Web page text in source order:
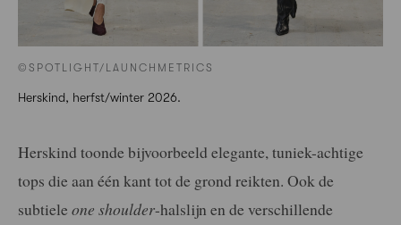
©SPOTLIGHT/LAUNCHMETRICS
Herskind, herfst/winter 2026.
Herskind toonde bijvoorbeeld elegante, tuniek-achtige
tops die aan één kant tot de grond reikten. Ook de
subtiele one shoulder-halslijn en de verschillende